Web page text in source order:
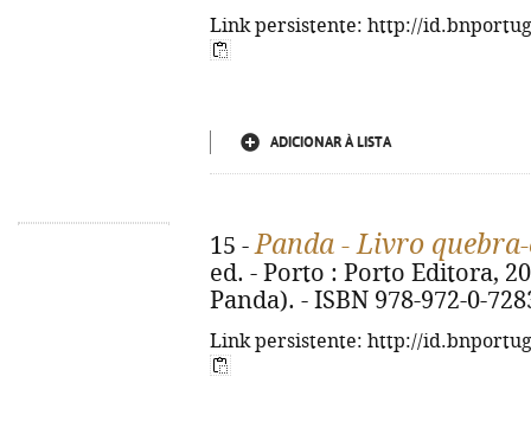
Link persistente: http://
ADICIONAR À LISTA
15 -Panda - Livro
ed. - Porto : Porto Editora,
Panda). - ISBN 978-972-0-
Link persistente: http://